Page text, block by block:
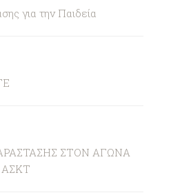
για την Παιδεία
ΣΤΟΝ ΑΓΩΝΑ